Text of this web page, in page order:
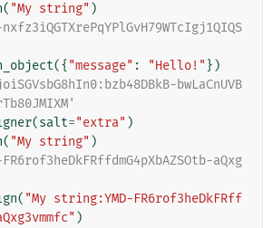
( "My string" )
({ "message" : "Hello!" })
bwLaCnUVB
(salt="extra" )
( "My string" )
aQxg
( "My string:YMD-FR6rof3heDkFRff
)